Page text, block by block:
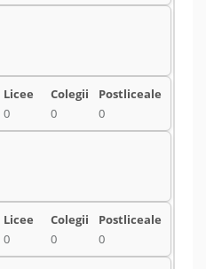
0 0 0
0 0 0